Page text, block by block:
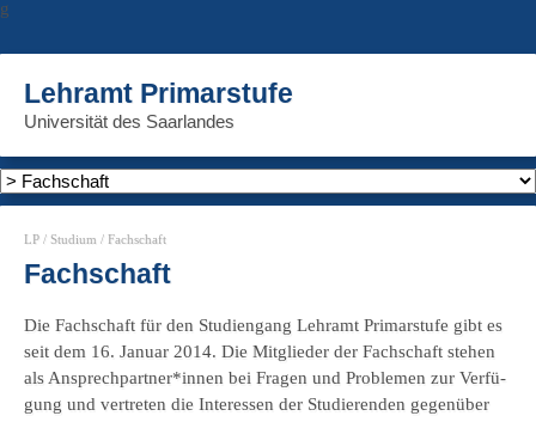
g
Lehramt Primarstufe
Universität des Saarlandes
LP / Studium / Fachschaft
Fachschaft
Die Fach­schaft für den Stu­di­en­gang Lehr­amt Pri­mar­stu­fe gibt es
seit dem 16. Janu­ar 2014. Die Mit­glie­der der Fach­schaft ste­hen
als Ansprechpartner*innen bei Fra­gen und Pro­ble­men zur Ver­fü­
gung und ver­tre­ten die Inter­es­sen der Stu­die­ren­den gegen­über